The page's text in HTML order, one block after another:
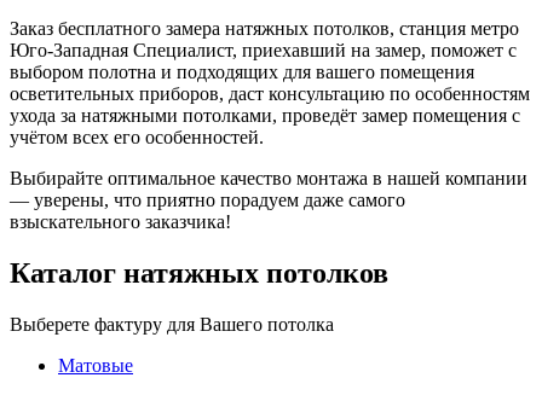
Заказ бесплатного замера натяжных потолков, станция метро
Юго-Западная Специалист, приехавший на замер, поможет с
выбором полотна и подходящих для вашего помещения
осветительных приборов, даст консультацию по особенностям
ухода за натяжными потолками, проведёт замер помещения с
учётом всех его особенностей.
Выбирайте оптимальное качество монтажа в нашей компании
— уверены, что приятно порадуем даже самого
взыскательного заказчика!
Каталог натяжных потолков
Выберете фактуру для Вашего потолка
Матовые